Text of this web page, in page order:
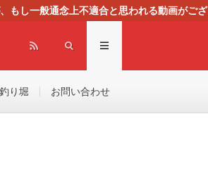
もし一般通念上不適合と思われる動画がござ
釣り堀 お問い合わせ